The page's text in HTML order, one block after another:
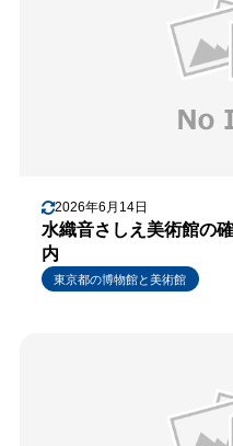
2026年6月14日
水織音さしえ美術館の
内
東京都の博物館と美術館